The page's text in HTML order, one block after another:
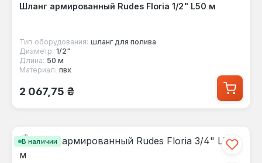
Шланг армированный Rudes Floria 1/2" L50 м
Тип оборудования: шланг для полива
Диаметр: 1/2"
Длина: 50 м
Материал: пвх
Обычная цена:
2 067,75 ₴
В наличии